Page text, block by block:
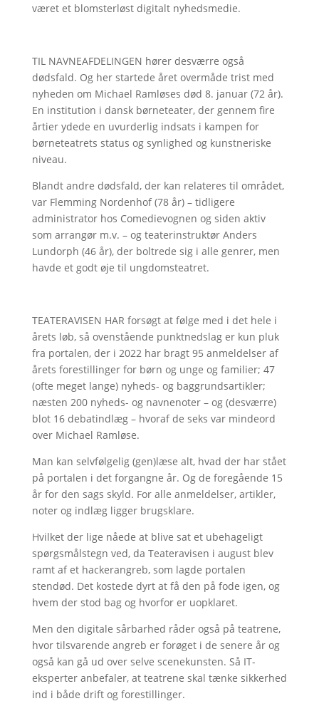
været et blomsterløst digitalt nyhedsmedie.
TIL NAVNEAFDELINGEN hører desværre også
dødsfald. Og her startede året overmåde trist med
nyheden om Michael Ramløses død 8. januar (72 år).
En institution i dansk børneteater, der gennem fire
årtier ydede en uvurderlig indsats i kampen for
børneteatrets status og synlighed og kunstneriske
niveau.
Blandt andre dødsfald, der kan relateres til området,
var Flemming Nordenhof (78 år) – tidligere
administrator hos Comedievognen og siden aktiv
som arrangør m.v. – og teaterinstruktør Anders
Lundorph (46 år), der boltrede sig i alle genrer, men
havde et godt øje til ungdomsteatret.
TEATERAVISEN HAR forsøgt at følge med i det hele i
årets løb, så ovenstående punktnedslag er kun pluk
fra portalen, der i 2022 har bragt 95 anmeldelser af
årets forestillinger for børn og unge og familier; 47
(ofte meget lange) nyheds- og baggrundsartikler;
næsten 200 nyheds- og navnenoter – og (desværre)
blot 16 debatindlæg – hvoraf de seks var mindeord
over Michael Ramløse.
Man kan selvfølgelig (gen)læse alt, hvad der har stået
på portalen i det forgangne år. Og de foregående 15
år for den sags skyld. For alle anmeldelser, artikler,
noter og indlæg ligger brugsklare.
Hvilket der lige nåede at blive sat et ubehageligt
spørgsmålstegn ved, da Teateravisen i august blev
ramt af et hackerangreb, som lagde portalen
stendød. Det kostede dyrt at få den på fode igen, og
hvem der stod bag og hvorfor er uopklaret.
Men den digitale sårbarhed råder også på teatrene,
hvor tilsvarende angreb er forøget i de senere år og
også kan gå ud over selve scenekunsten. Så IT-
eksperter anbefaler, at teatrene skal tænke sikkerhed
ind i både drift og forestillinger.